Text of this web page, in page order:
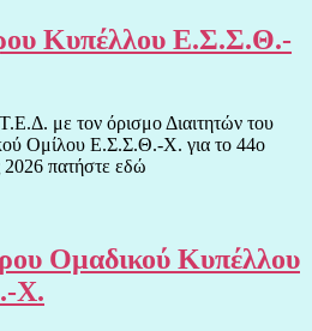
Κυπέλλου Ε.Σ.Σ.Θ.-
με τον όρισμο Διαιτητών του
Ομίλου Ε.Σ.Σ.Θ.-Χ. για το 44ο
πατήστε εδώ
Ομαδικού Κυπέλλου
Χ.